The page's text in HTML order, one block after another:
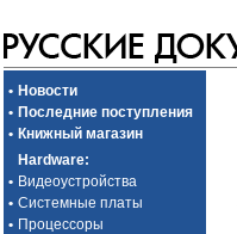
• Новости
• Последние поступления
• Книжный магазин
Hardware:
• Видеоустройства
• Системные платы
• Процессоры